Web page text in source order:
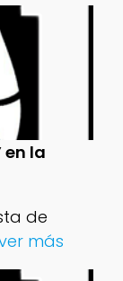
en la
de
más